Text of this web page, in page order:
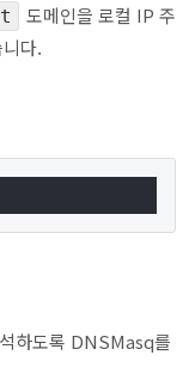
도메인을 로컬 IP 주
다.
하도록 DNSMasq를